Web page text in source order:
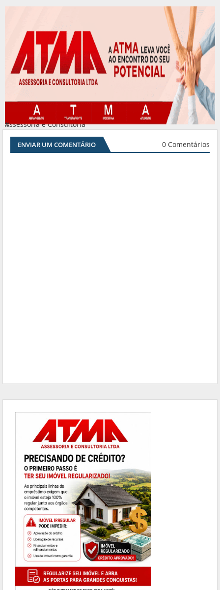
Assessoria e Consultoria
#
ENVIAR UM COMENTÁRIO 0 Comentários